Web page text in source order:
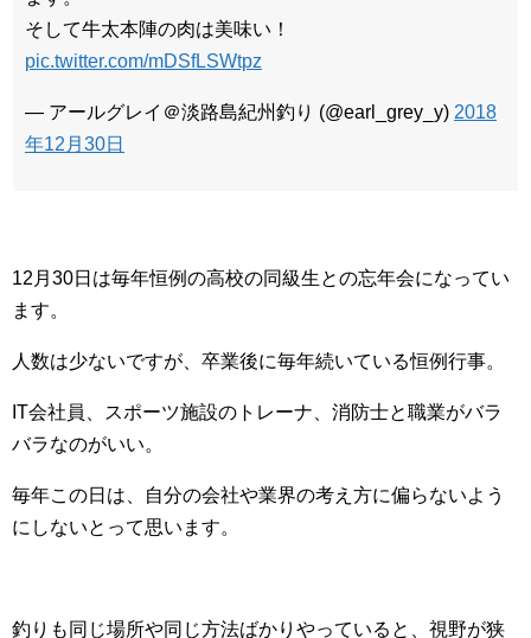
そして牛太本陣の肉は美味い！
pic.twitter.com/mDSfLSWtpz
— アールグレイ＠淡路島紀州釣り (@earl_grey_y) 2018
年12月30日
12月30日は毎年恒例の高校の同級生との忘年会になってい
ます。
人数は少ないですが、卒業後に毎年続いている恒例行事。
IT会社員、スポーツ施設のトレーナ、消防士と職業がバラ
バラなのがいい。
毎年この日は、自分の会社や業界の考え方に偏らないよう
にしないとって思います。
釣りも同じ場所や同じ方法ばかりやっていると、視野が狭